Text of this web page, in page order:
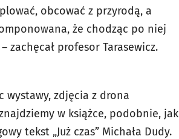
obcować z przyrodą, a
że chodząc po niej
profesor Tarasewicz.
zdjęcia z drona
w książce, podobnie, jak
tekst „Już czas” Michała Dudy.